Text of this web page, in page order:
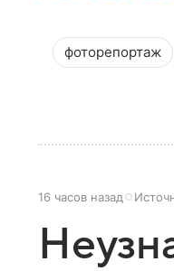
фоторепортаж
16 часов назад